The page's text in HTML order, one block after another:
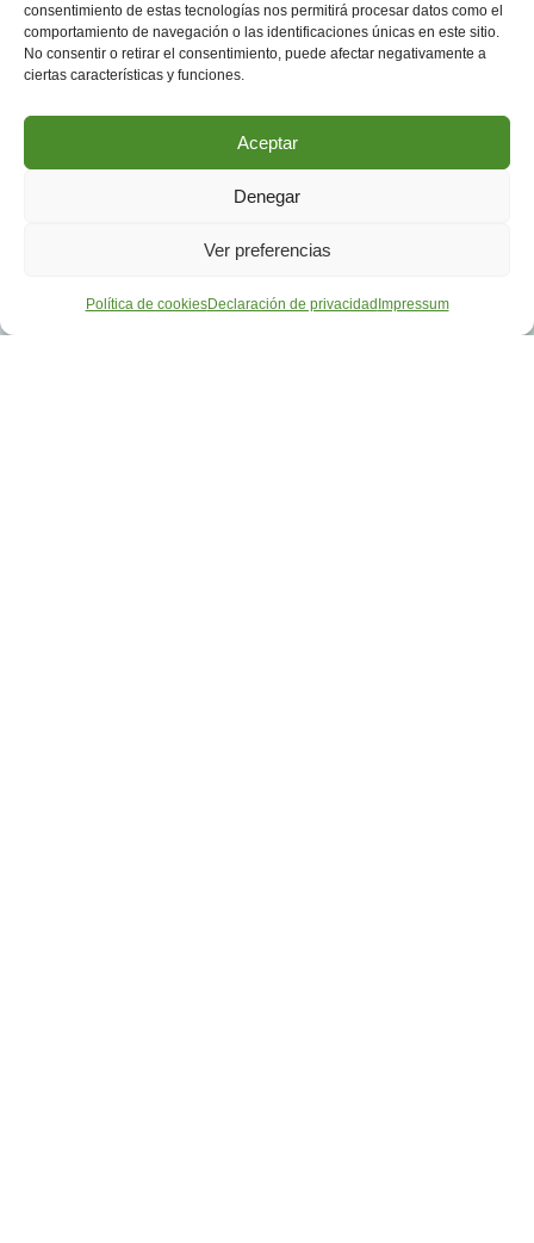
consentimiento de estas tecnologías nos permitirá procesar datos como el
comportamiento de navegación o las identificaciones únicas en este sitio.
No consentir o retirar el consentimiento, puede afectar negativamente a
ciertas características y funciones.
Aceptar
Denegar
Ver preferencias
Política de cookiesDeclaración de privacidad Impressum